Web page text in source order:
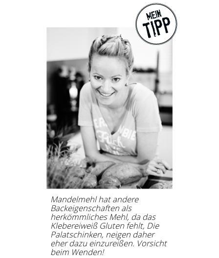
Mandelmehl hat andere
Backeigenschaften als
herkömmliches Mehl, da das
Klebereiweiß Gluten fehlt, Die
Palatschinken, neigen daher
eher dazu einzureißen. Vorsicht
beim Wenden!